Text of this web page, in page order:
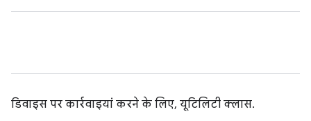
डिवाइस पर कार्रवाइयां करने के लिए, यूटिलिटी क्लास.